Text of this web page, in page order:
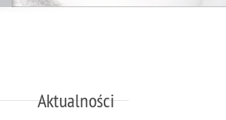
Aktualności